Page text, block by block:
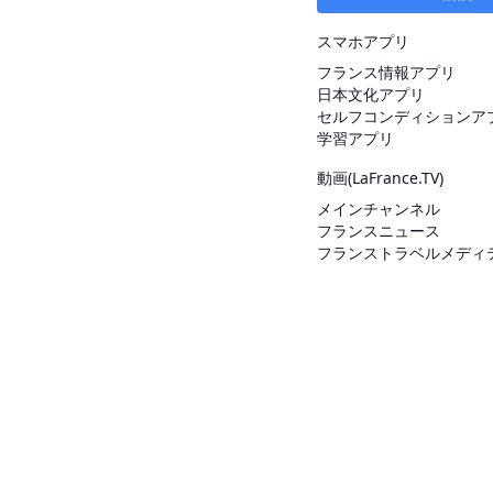
スマホアプリ
フランス情報アプリ
日本文化アプリ
セルフコンディションア
学習アプリ
動画(LaFrance.TV)
メインチャンネル
フランスニュース
フランストラベルメディ